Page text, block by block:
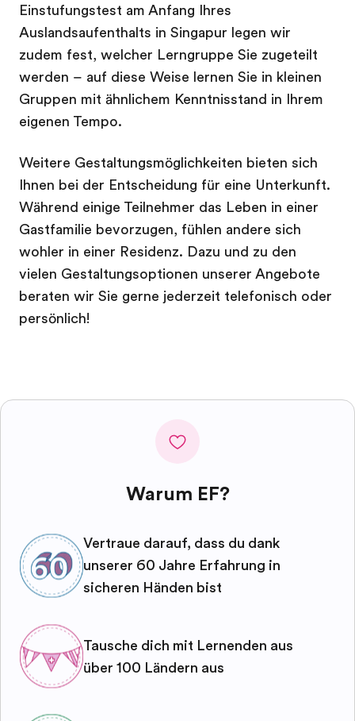
Einstufungstest am Anfang Ihres
Auslandsaufenthalts in Singapur legen wir
zudem fest, welcher Lerngruppe Sie zugeteilt
werden – auf diese Weise lernen Sie in kleinen
Gruppen mit ähnlichem Kenntnisstand in Ihrem
eigenen Tempo.
Weitere Gestaltungsmöglichkeiten bieten sich
Ihnen bei der Entscheidung für eine Unterkunft.
Während einige Teilnehmer das Leben in einer
Gastfamilie bevorzugen, fühlen andere sich
wohler in einer Residenz. Dazu und zu den
vielen Gestaltungsoptionen unserer Angebote
beraten wir Sie gerne jederzeit telefonisch oder
persönlich!
Warum EF?
Vertraue darauf, dass du dank
unserer 60 Jahre Erfahrung in
sicheren Händen bist
Tausche dich mit Lernenden aus
über 100 Ländern aus